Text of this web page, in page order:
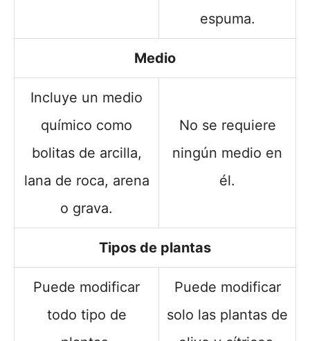
espuma.
Medio
Incluye un medio
químico como
bolitas de arcilla,
lana de roca, arena
o grava.
No se requiere
ningún medio en
él.
Tipos de plantas
Puede modificar
todo tipo de
Puede modificar
solo las plantas de